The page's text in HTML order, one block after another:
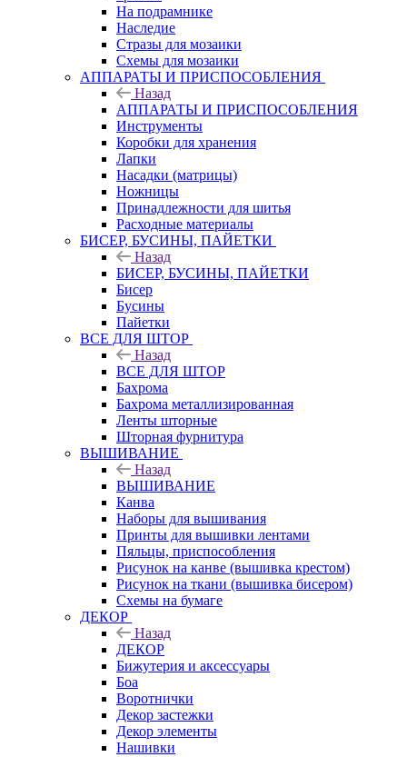
На подрамнике
Наследие
Стразы для мозаики
Схемы для мозаики
АППАРАТЫ И ПРИСПОСОБЛЕНИЯ
Назад
АППАРАТЫ И ПРИСПОСОБЛЕНИЯ
Инструменты
Коробки для хранения
Лапки
Насадки (матрицы)
Ножницы
Принадлежности для шитья
Расходные материалы
БИСЕР, БУСИНЫ, ПАЙЕТКИ
Назад
БИСЕР, БУСИНЫ, ПАЙЕТКИ
Бисер
Бусины
Пайетки
ВСЕ ДЛЯ ШТОР
Назад
ВСЕ ДЛЯ ШТОР
Бахрома
Бахрома металлизированная
Ленты шторные
Шторная фурнитура
ВЫШИВАНИЕ
Назад
ВЫШИВАНИЕ
Канва
Наборы для вышивания
Принты для вышивки лентами
Пяльцы, приспособления
Рисунок на канве (вышивка крестом)
Рисунок на ткани (вышивка бисером)
Схемы на бумаге
ДЕКОР
Назад
ДЕКОР
Бижутерия и аксессуары
Боа
Воротнички
Декор застежки
Декор элементы
Нашивки